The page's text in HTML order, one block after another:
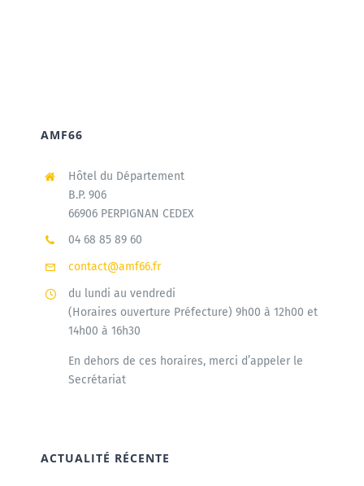
AMF66
Hôtel du Département
B.P. 906
66906 PERPIGNAN CEDEX
04 68 85 89 60
contact@amf66.fr
du lundi au vendredi
(Horaires ouverture Préfecture) 9h00 à 12h00 et
14h00 à 16h30
En dehors de ces horaires, merci d’appeler le
Secrétariat
ACTUALITÉ RÉCENTE